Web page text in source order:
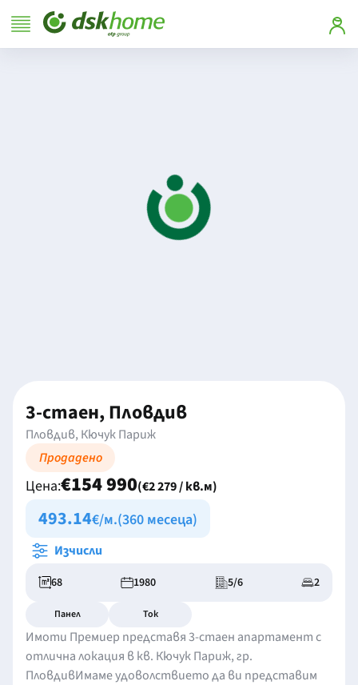
3-стаен, Пловдив
Пловдив, Кючук Париж
Продадено
Цена:€154 990(€2 279 / кв.м)
493.14€/м.(360 месеца)
Изчисли
68 1980 5/6 2
Панел Ток
Имоти Премиер представя 3-стаен апартамент с
отлична локация в кв. Кючук Париж, гр.
ПловдивИмаме удоволствието да ви представим